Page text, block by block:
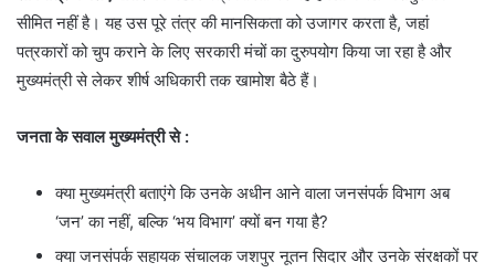
सीमित नहीं है। यह उस पूरे तंत्र की मानसिकता को उजागर करता है, जहां
पत्रकारों को चुप कराने के लिए सरकारी मंचों का दुरुपयोग किया जा रहा है और
मुख्यमंत्री से लेकर शीर्ष अधिकारी तक खामोश बैठे हैं।
जनता के सवाल मुख्यमंत्री से :
क्या मुख्यमंत्री बताएंगे कि उनके अधीन आने वाला जनसंपर्क विभाग अब
‘जन’ का नहीं, बल्कि ‘भय विभाग’ क्यों बन गया है?
क्या जनसंपर्क सहायक संचालक जशपुर नूतन सिदार और उनके संरक्षकों पर